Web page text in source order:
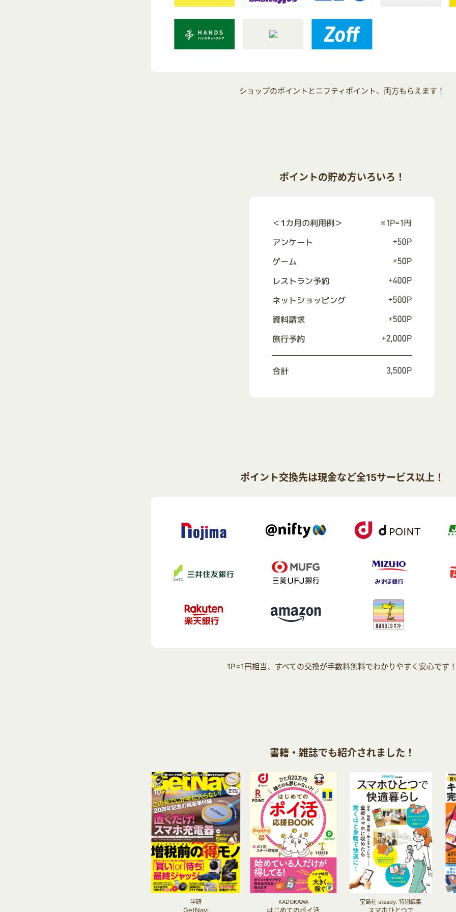
ショップのポイントとニフティポイント、両方もらえます！
ポイントの貯め方いろいろ！
ポイント交換先は現金など全15サービス以上！
1P=1円相当、すべての交換が手数料無料でわかりやすく安心です
書籍・雑誌でも紹介されました！
学研
GetNavi
KADOKAWA
はじめてのポイ活
宝島社 steady. 特別編集
スマホひとつで